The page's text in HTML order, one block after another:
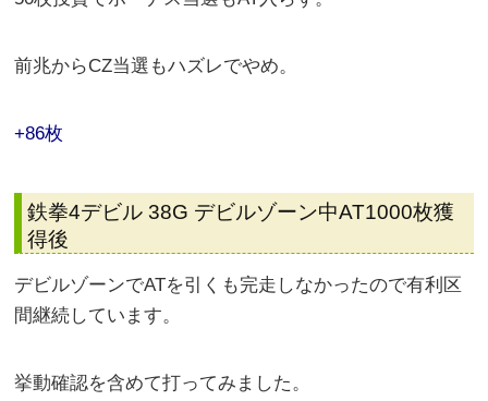
前兆からCZ当選もハズレでやめ。
+86枚
鉄拳4デビル 38G デビルゾーン中AT1000枚獲
得後
デビルゾーンでATを引くも完走しなかったので有利区
間継続しています。
挙動確認を含めて打ってみました。